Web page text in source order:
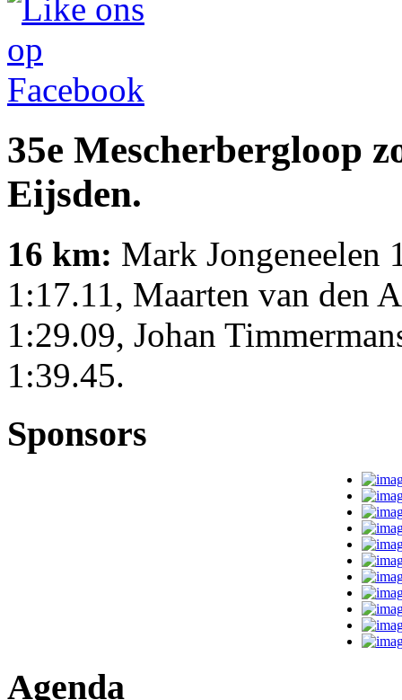
35e Mescherbergloop
Eijsden.
16 km: Mark Jongeneelen
1:17.11, Maarten van den
1:29.09, Johan
1:39.45.
Sponsors
Agenda